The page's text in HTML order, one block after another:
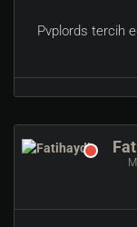
Pvplords tercih